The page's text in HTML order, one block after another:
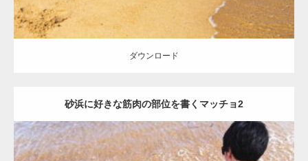
ダウンロード
砂浜に好きな筋肉の部位を書くマッチョ2